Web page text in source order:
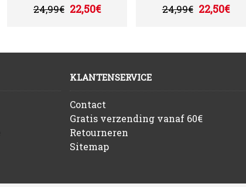
24,99€ 22,50€ 24,99€ 22,50€
KLANTENSERVICE
Contact
Gratis verzending vanaf 60€
Retourneren
Sitemap